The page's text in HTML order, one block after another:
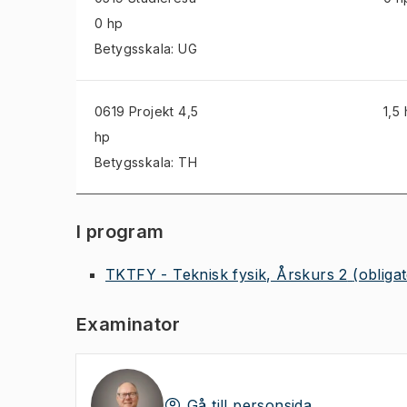
0 hp
Betygsskala: UG
0619 Projekt 4,5
hp
Betygsskala: TH
1,5
I program
TKTFY - Teknisk fysik, Årskurs 2
Examinator